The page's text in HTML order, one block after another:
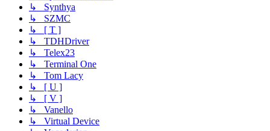
↳ Synthya
↳ SZMC
↳ [ T ]
↳ TDHDriver
↳ Telex23
↳ Terminal One
↳ Tom Lacy
↳ [ U ]
↳ [ V ]
↳ Vanello
↳ Virtual Device